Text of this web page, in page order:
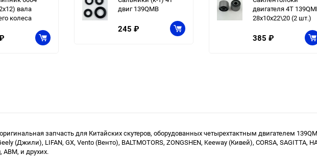
вала
колеса
двиг 139QMB
245 ₽
двигателя 4Т
28х10х22\20 (2 шт.)
385 ₽
запчасть для Китайских скутеров, оборудованных четырехтактным двигателем
LIFAN, GX, Vento (Венто), BALTMOTORS, ZONGSHEN, Keeway (Кивей), CORSA, SAGITTA,
ABM, и друхих.